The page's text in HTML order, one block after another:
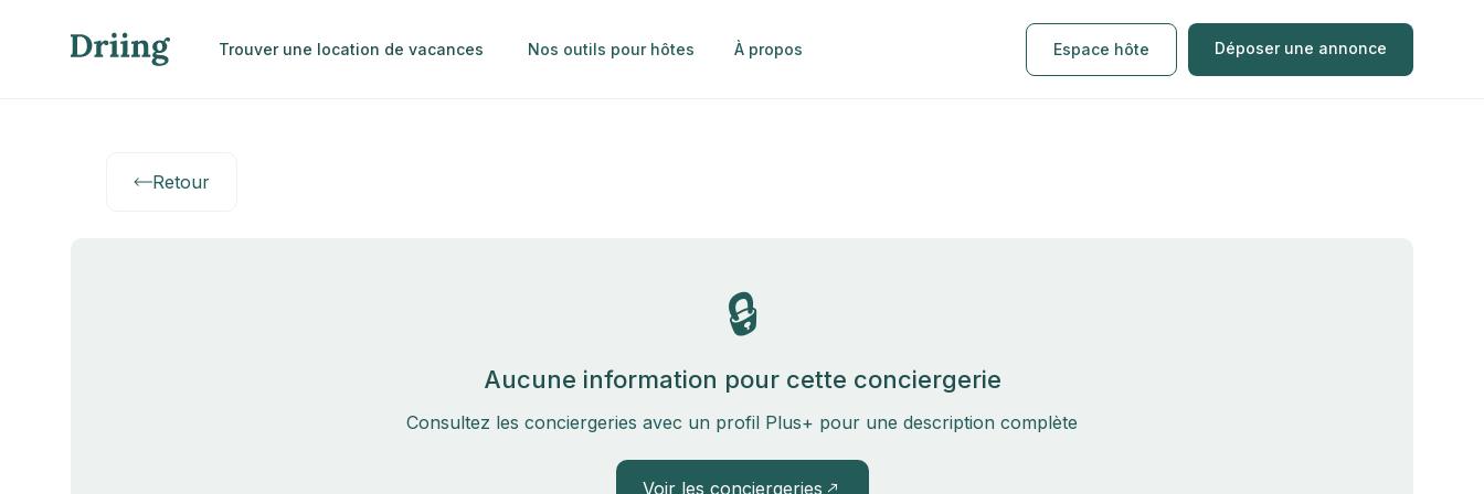
Trouver une location de vacances Nos outils pour hôtes À propos Espace hôte Déposer une annonce
Retour
🔒
Aucune information pour cette conciergerie
Consultez les conciergeries avec un profil Plus+ pour une description complète
Voir les conciergeries